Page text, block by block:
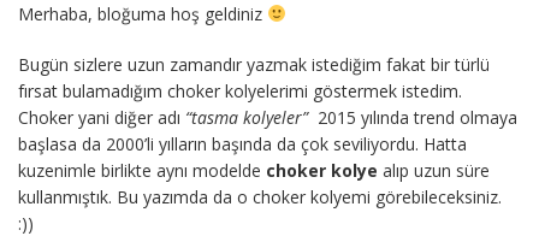
Merhaba, bloğuma hoş geldiniz
Bugün sizlere uzun zamandır yazmak istediğim fakat bir türlü
fırsat bulamadığım choker kolyelerimi göstermek istedim.
Choker yani diğer adı “tasma kolyeler”2015 yılında trend olmaya
başlasa da 2000’li yılların başında da çok seviliyordu. Hatta
kuzenimle birlikte aynı modelde choker kolye alıp uzun süre
kullanmıştık. Bu yazımda da o choker kolyemi görebileceksiniz.
:))